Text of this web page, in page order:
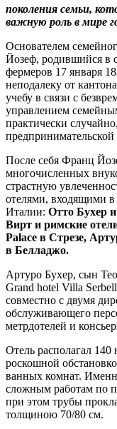
поколения семьи,
важную роль в мире
Основателем
Йозеф, родившийся в
фермеров 17 января
неподалеку от
учебу в связи с
управлением
практически
предпринимательской
После себя Франц
многочисленных
страстную
отелями, входящими
Италии: Отто Бухер
Вирт и римские
Palace в Стрезе,
в Белладжо.
Артуро Бухер, сын
Grand hotel Villa
совместно с двумя
обслуживающего
метрдотелей и
Отель располагал
роскошной
ванных комнат.
сложным работам по
при этом трубы
толщиною 70/80 см.